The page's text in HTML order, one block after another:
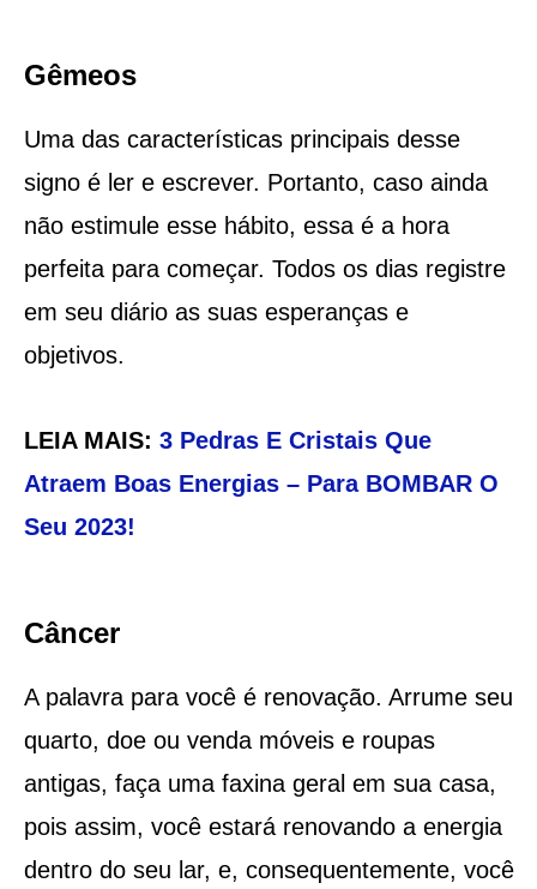
Gêmeos
Uma das características principais desse
signo é ler e escrever. Portanto, caso ainda
não estimule esse hábito, essa é a hora
perfeita para começar. Todos os dias registre
em seu diário as suas esperanças e
objetivos.
LEIA MAIS: 3 Pedras E Cristais Que
Atraem Boas Energias – Para BOMBAR O
Seu 2023!
Câncer
A palavra para você é renovação. Arrume seu
quarto, doe ou venda móveis e roupas
antigas, faça uma faxina geral em sua casa,
pois assim, você estará renovando a energia
dentro do seu lar, e, consequentemente, você